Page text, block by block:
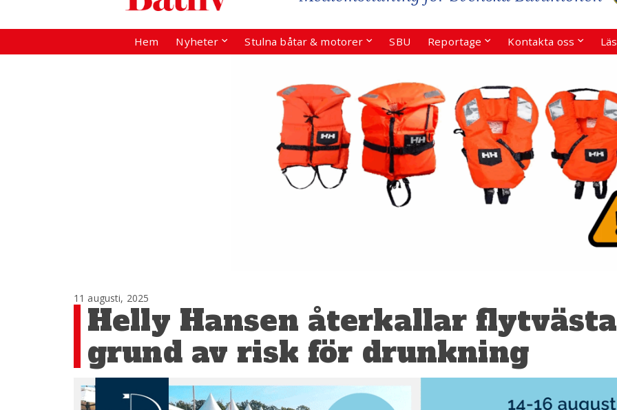
Hem Nyheter Stulna båtar & motorer SBU Reportage Kontakta oss
11 augusti, 2025
Helly Hansen återkallar
grund av risk för drunkning